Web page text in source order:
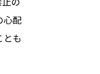
心配
とも